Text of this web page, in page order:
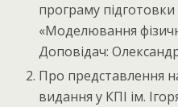
програму підготовки
«Моделювання
Доповідач:
Про представлення
видання у КПІ ім.